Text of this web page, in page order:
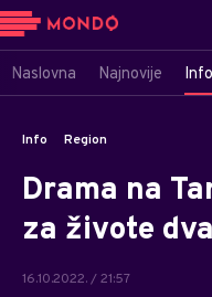
Naslovna Najnovije Info
Info Region
Drama na
za živote
16.10.2022. / 21:57